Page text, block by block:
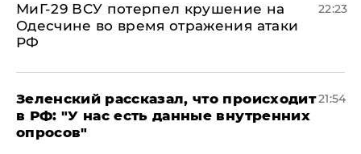
МиГ-29 ВСУ потерпел крушение на
Одесчине во время отражения атаки
РФ
22:23
​Зеленский рассказал, что происходит
в РФ: "У нас есть данные внутренних
опросов"
21:54